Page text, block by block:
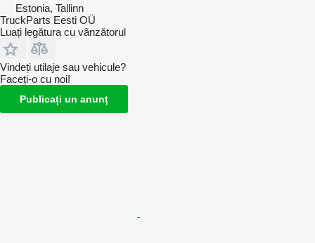
Estonia, Tallinn
TruckParts Eesti OÜ
Luați legătura cu vânzătorul
Vindeți utilaje sau vehicule?
Faceți-o cu noi!
Publicați un anunț